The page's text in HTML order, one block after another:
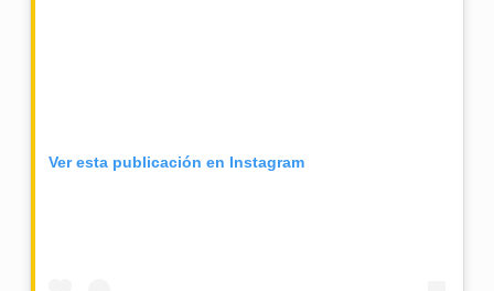
Ver esta publicación en Instagram